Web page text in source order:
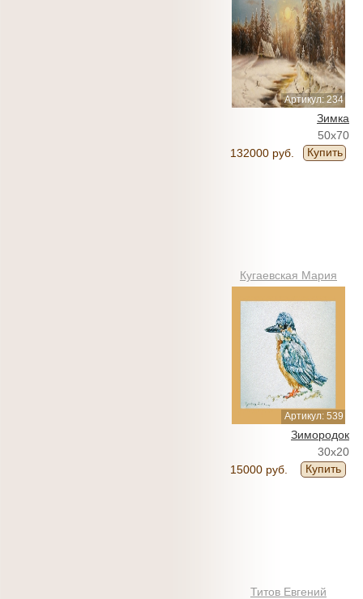
Артикул: 234
Зимка
50x70
132000 руб.
Купить
Кугаевская Мария
Артикул: 539
Зимородок
30x20
15000 руб.
Купить
Титов Евгений